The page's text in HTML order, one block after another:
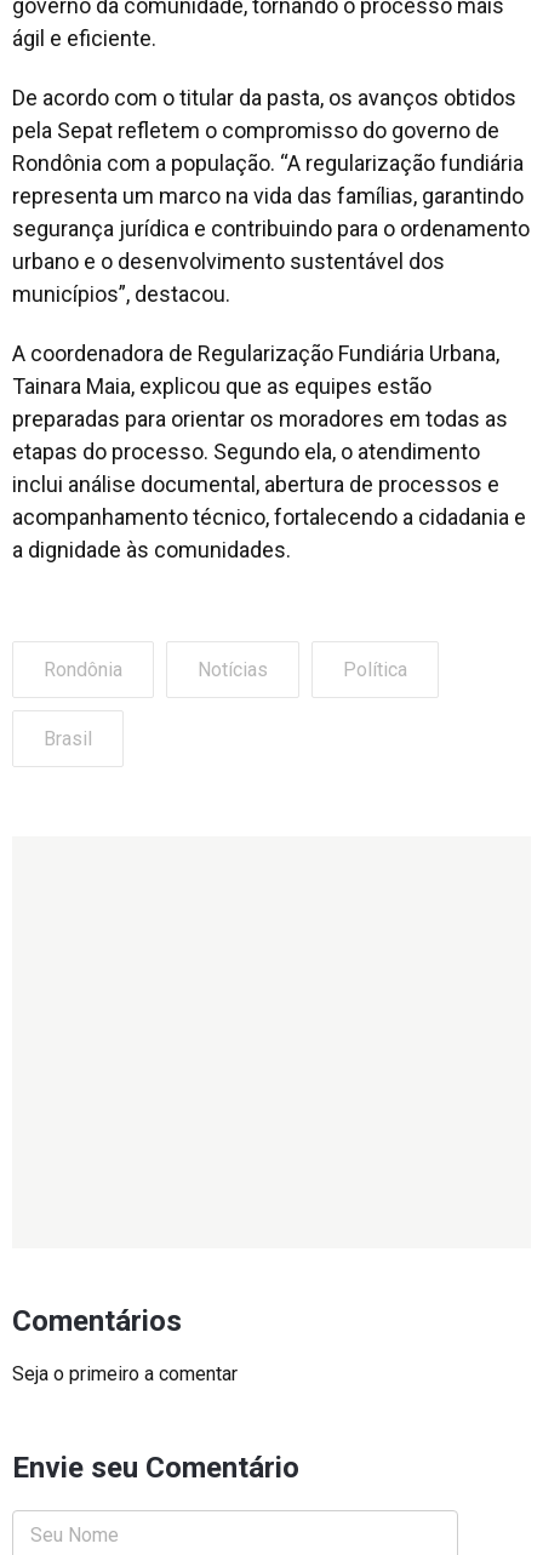
governo da comunidade, tornando o processo mais
ágil e eficiente.
De acordo com o titular da pasta, os avanços obtidos
pela Sepat refletem o compromisso do governo de
Rondônia com a população. “A regularização fundiária
representa um marco na vida das famílias, garantindo
segurança jurídica e contribuindo para o ordenamento
urbano e o desenvolvimento sustentável dos
municípios”, destacou.
A coordenadora de Regularização Fundiária Urbana,
Tainara Maia, explicou que as equipes estão
preparadas para orientar os moradores em todas as
etapas do processo. Segundo ela, o atendimento
inclui análise documental, abertura de processos e
acompanhamento técnico, fortalecendo a cidadania e
a dignidade às comunidades.
Rondônia Notícias Política
Brasil
Comentários
Seja o primeiro a comentar
Envie seu Comentário